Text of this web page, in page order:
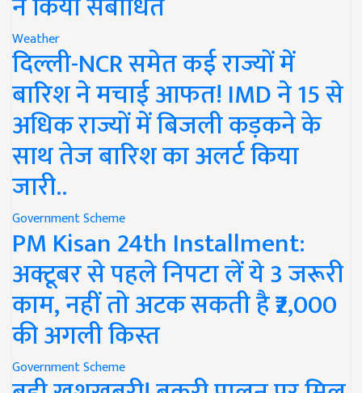
Weather
दिल्ली-NCR समेत कई राज्यों में
बारिश ने मचाई आफत! IMD ने 15 से
अधिक राज्यों में बिजली कड़कने के
साथ तेज बारिश का अलर्ट किया
जारी..
Government Scheme
PM Kisan 24th Installment:
अक्टूबर से पहले निपटा लें ये 3 जरूरी
काम, नहीं तो अटक सकती है ₹2,000
की अगली किस्त
Government Scheme